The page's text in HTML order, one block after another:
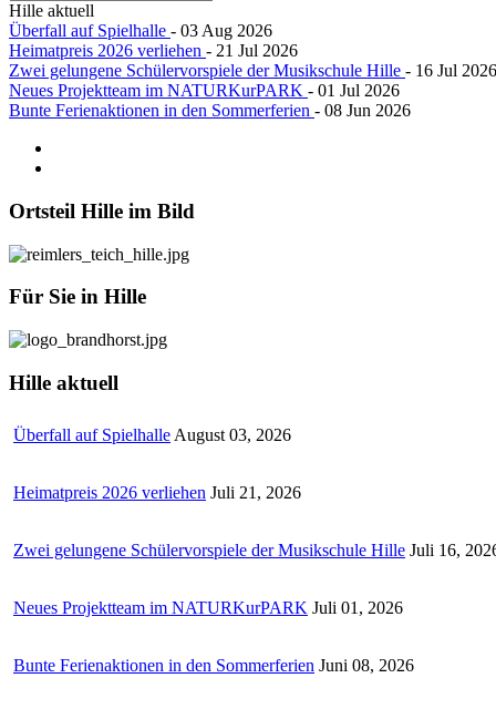
Hille aktuell
Überfall auf Spielhalle - 03 Aug 2026
Heimatpreis 2026 verliehen - 21 Jul 2026
Zwei gelungene Schülervorspiele der Musikschule Hille - 16 Jul 2026
Neues Projektteam im NATURKurPARK - 01 Jul 2026
Bunte Ferienaktionen in den Sommerferien - 08 Jun 2026
Ortsteil Hille im Bild
Für Sie in Hille
Hille aktuell
Überfall auf Spielhalle August 03, 2026
Heimatpreis 2026 verliehen Juli 21, 2026
Zwei gelungene Schülervorspiele der Musikschule Hille Juli 16,
Neues Projektteam im NATURKurPARK Juli 01, 2026
Bunte Ferienaktionen in den Sommerferien Juni 08, 2026